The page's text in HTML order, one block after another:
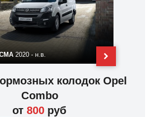
2020 - н.в.
колодок Opel
Combo
от 800 руб